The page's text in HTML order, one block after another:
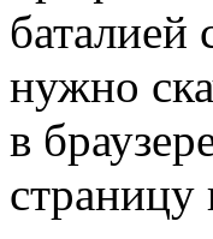
баталией
нужно
в